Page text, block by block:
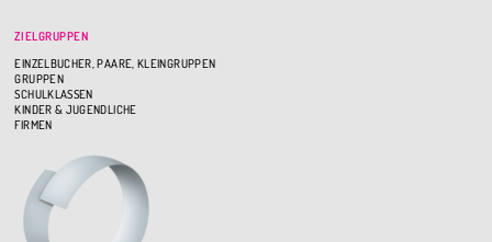
ZIELGRUPPEN
EINZELBUCHER, PAARE, KLEINGRUPPEN
GRUPPEN
SCHULKLASSEN
KINDER & JUGENDLICHE
FIRMEN